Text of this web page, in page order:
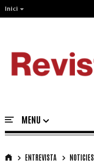
Inici
ENTREVISTA NOTICIES